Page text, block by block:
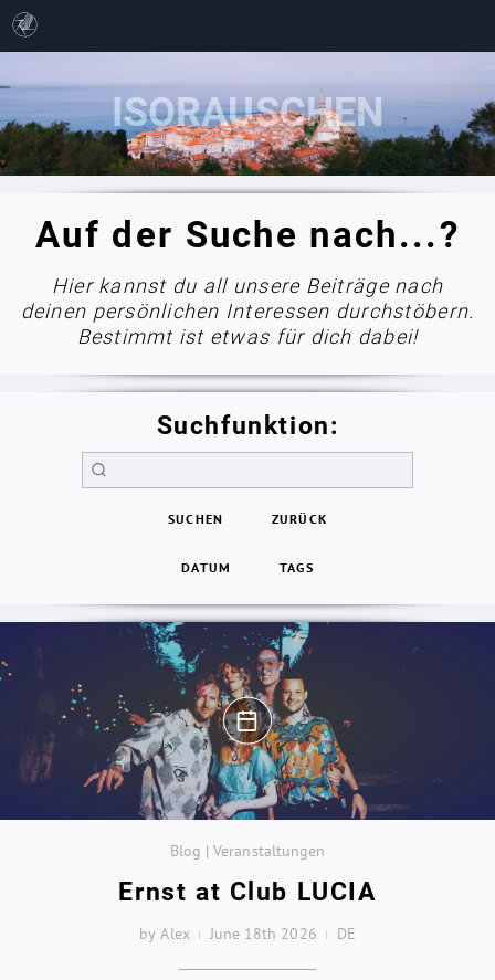
Auf der Suche nach...?
Hier kannst du all unsere Beiträge nach
deinen persönlichen Interessen durchstöbern.
Bestimmt ist etwas für dich dabei!
Suchfunktion:
SUCHEN ZURÜCK
DATUM TAGS
Blog | Veranstaltungen
Ernst at Club LUCIA
by Alex June 18th 2026 DE